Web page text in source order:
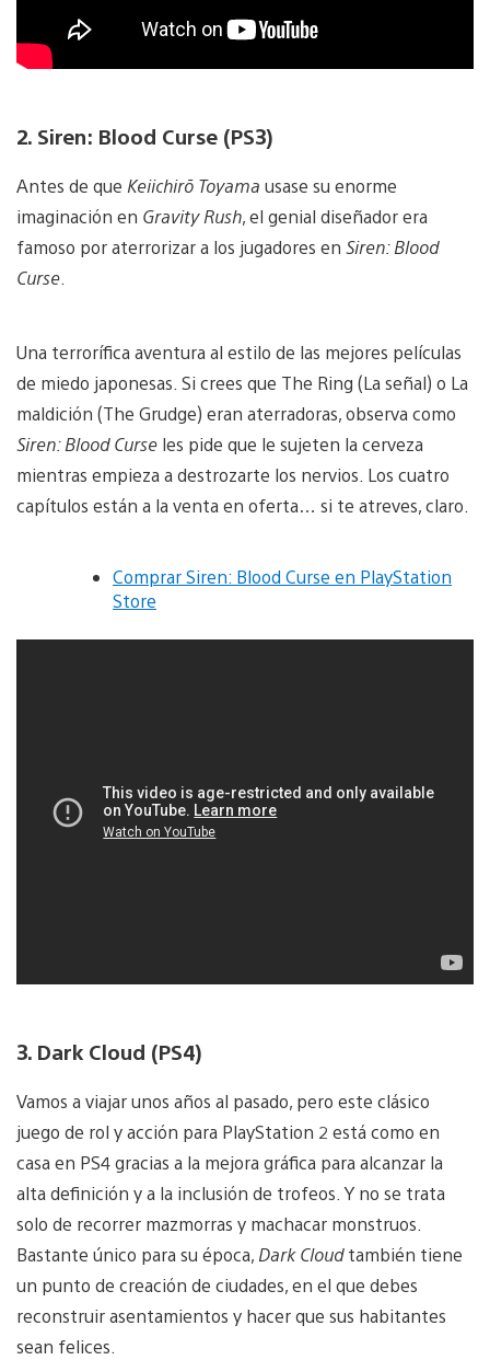
2. Siren: Blood Curse (PS3)
Antes de que Keiichirō Toyama usase su enorme
imaginación en Gravity Rush, el genial diseñador era
famoso por aterrorizar a los jugadores en Siren: Blood
Curse
Una terrorífica aventura al estilo de las mejores películas
de miedo japonesas. Si crees que The Ring (La señal) o La
maldición (The Grudge) eran aterradoras, observa como
Siren: Blood Curse les pide que le sujeten la cerveza
mientras empieza a destrozarte los nervios. Los cuatro
capítulos están a la venta en oferta… si te atreves, claro.
Comprar Siren: Blood Curse en PlayStation
Store
3. Dark Cloud (PS4)
Vamos a viajar unos años al pasado, pero este clásico
juego de rol y acción para PlayStation 2 está como en
casa en PS4 gracias a la mejora gráfica para alcanzar la
alta definición y a la inclusión de trofeos. Y no se trata
solo de recorrer mazmorras y machacar monstruos.
Bastante único para su época, Dark Cloudtambién tiene
un punto de creación de ciudades, en el que debes
reconstruir asentamientos y hacer que sus habitantes
sean felices.